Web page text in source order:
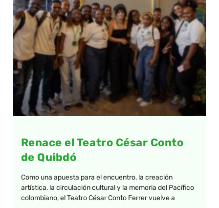
Renace el Teatro César Conto
de Quibdó
Como una apuesta para el encuentro, la creación
artística, la circulación cultural y la memoria del Pacífico
colombiano, el Teatro César Conto Ferrer vuelve a